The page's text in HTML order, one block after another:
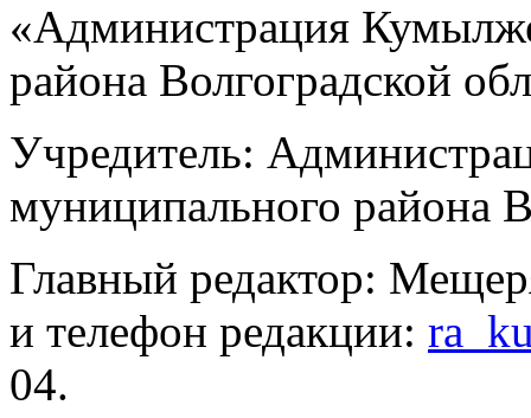
«Администрация
района Волгоградской
Учредитель:
муниципального района
Главный редактор:
и телефон редакции:
04.